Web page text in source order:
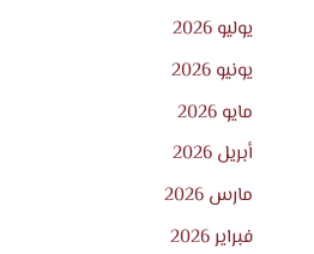
يوليو 2026
يونيو 2026
مايو 2026
أبريل 2026
مارس 2026
فبراير 2026